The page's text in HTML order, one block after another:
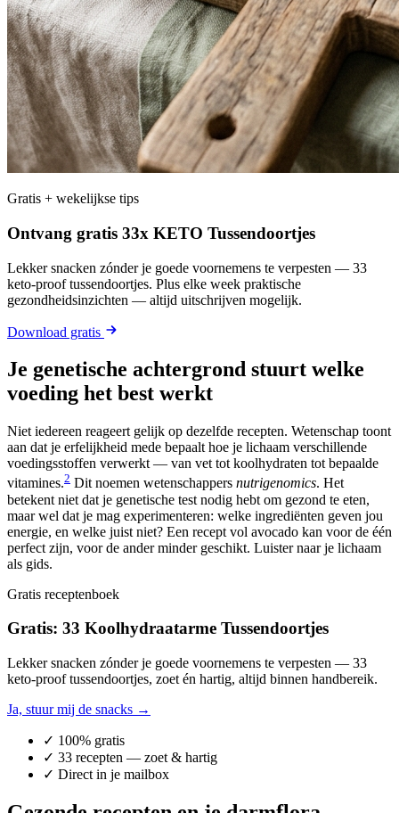
Gratis + wekelijkse tips
Ontvang gratis 33x KETO Tussendoortjes
Lekker snacken zónder je goede voornemens te verpesten — 33
keto-proof tussendoortjes. Plus elke week praktische
gezondheidsinzichten — altijd uitschrijven mogelijk.
Download gratis
Je genetische achtergrond stuurt welke
voeding het best werkt
Niet iedereen reageert gelijk op dezelfde recepten. Wetenschap toont
aan dat je erfelijkheid mede bepaalt hoe je lichaam verschillende
voedingsstoffen verwerkt — van vet tot koolhydraten tot bepaalde
vitamines.2 Dit noemen wetenschappers nutrigenomics. Het
betekent niet dat je genetische test nodig hebt om gezond te eten,
maar wel dat je mag experimenteren: welke ingrediënten geven jou
energie, en welke juist niet? Een recept vol avocado kan voor de één
perfect zijn, voor de ander minder geschikt. Luister naar je lichaam
als gids.
Gratis receptenboek
Gratis: 33 Koolhydraatarme Tussendoortjes
Lekker snacken zónder je goede voornemens te verpesten — 33
keto-proof tussendoortjes, zoet én hartig, altijd binnen handbereik.
Ja, stuur mij de snacks →
✓ 100% gratis
✓ 33 recepten — zoet & hartig
✓ Direct in je mailbox